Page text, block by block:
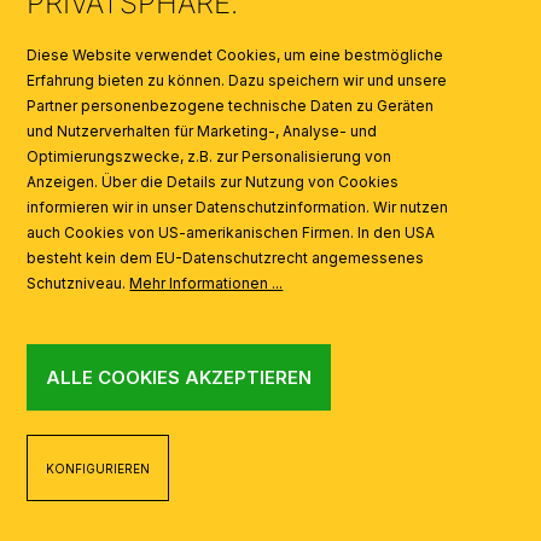
AI
Diese Website verwendet Cookies, um eine bestmögliche
Erfahrung bieten zu können. Dazu speichern wir und unsere
Partner personenbezogene technische Daten zu Geräten
und Nutzerverhalten für Marketing-, Analyse- und
Optimierungszwecke, z.B. zur Personalisierung von
Anzeigen. Über die Details zur Nutzung von Cookies
informieren wir in unser Datenschutzinformation. Wir nutzen
auch Cookies von US-amerikanischen Firmen. In den USA
besteht kein dem EU-Datenschutzrecht angemessenes
Schutzniveau.Mehr Informationen ...
ALLE COOKIES AKZEPTIEREN
KONFIGURIEREN